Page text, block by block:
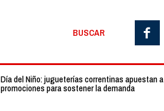
BUSCAR
Día del Niño: jugueterías correntinas apuestan a
promociones para sostener la demanda